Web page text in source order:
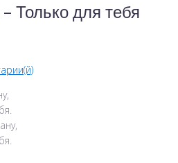
Только для тебя